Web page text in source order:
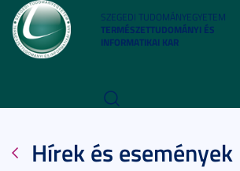
SZEGEDI TUDOMÁNYEGYETEM
TERMÉSZETTUDOMÁNYI ÉS
INFORMATIKAI KAR
Hírek és események